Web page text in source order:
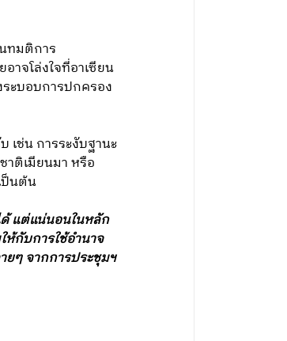
ทมติการ
าจโล่งใจที่อาเซียน
ะบอบการปกครอง
เช่น การระงับฐานะ
าติเมียนมา หรือ
ป็นต้น
แต่แน่นอนในหลัก
ห้กับการใช้อำนาจ
ยๆ จากการประชุมฯ